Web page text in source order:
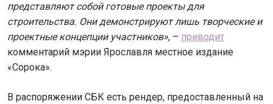
представляют собой готовые проекты для
строительства. Они демонстрируют лишь творческие и
проектные концепции участников», – приводит
комментарий мэрии Ярославля местное издание
«Сорока».
В распоряжении СБК есть рендер, предоставленный на